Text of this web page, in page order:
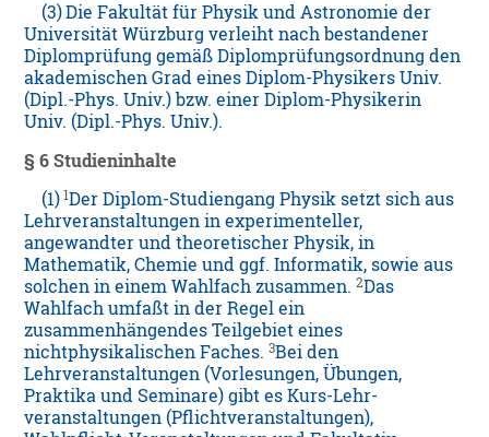
(3)Die Fakultät für Physik und Astronomie der
Universität Würzburg verleiht nach bestandener
Diplomprüfung gemäß Diplomprüfungsordnung den
akademischen Grad eines Diplom-Physikers Univ.
(Dipl.-Phys. Univ.) bzw. einer Diplom-Physikerin
Univ. (Dipl.-Phys. Univ.).
§ 6 Studieninhalte
(1) 1Der Diplom-Studiengang Physik setzt sich aus
Lehrveranstaltungen in experimenteller,
angewandter und theoretischer Physik, in
Mathematik, Chemie und ggf. Informatik, sowie aus
solchen in einem Wahlfach zusammen.2Das
Wahlfach umfaßt in der Regel ein
zusammenhängendes Teilgebiet eines
nichtphysikalischen Faches.3Bei den
Lehrveranstaltungen (Vorlesungen, Übungen,
Praktika und Seminare) gibt es Kurs-Lehr-
veranstaltungen (Pflichtveranstaltungen),